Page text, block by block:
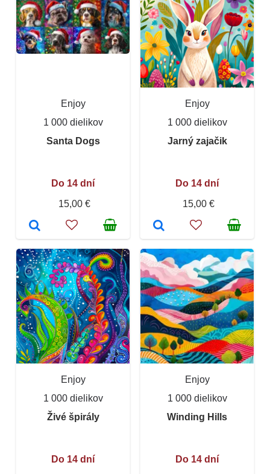
Enjoy
1 000 dielikov
Santa Dogs
Do 14 dní
15,00 €
Enjoy
1 000 dielikov
Jarný zajačik
Do 14 dní
15,00 €
Enjoy
1 000 dielikov
Živé špirály
Do 14 dní
Enjoy
1 000 dielikov
Winding Hills
Do 14 dní